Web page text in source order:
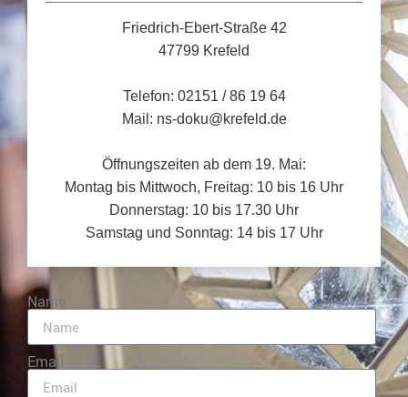
Friedrich-Ebert-Straße 42
47799 Krefeld
Telefon: 02151 / 86 19 64
Mail: ns-doku@krefeld.de
Öffnungszeiten ab dem 19. Mai:
Montag bis Mittwoch, Freitag: 10 bis 16 Uhr
Donnerstag: 10 bis 17.30 Uhr
Samstag und Sonntag: 14 bis 17 Uhr
Name
Email